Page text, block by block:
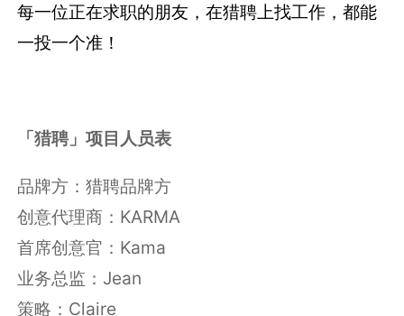
夜、和我们共同创造萝卜童话的制作团队。
「猎聘」项目人员表
品牌方：猎聘品牌方
创意代理商：KARMA